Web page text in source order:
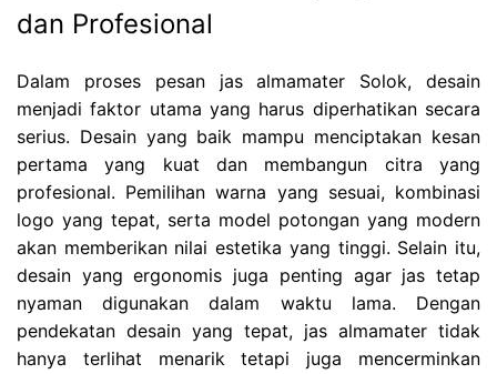
dan Profesional
Dalam proses pesan jas almamater Solok, desain
menjadi faktor utama yang harus diperhatikan secara
serius. Desain yang baik mampu menciptakan kesan
pertama yang kuat dan membangun citra yang
profesional. Pemilihan warna yang sesuai, kombinasi
logo yang tepat, serta model potongan yang modern
akan memberikan nilai estetika yang tinggi. Selain itu,
desain yang ergonomis juga penting agar jas tetap
nyaman digunakan dalam waktu lama. Dengan
pendekatan desain yang tepat, jas almamater tidak
hanya terlihat menarik tetapi juga mencerminkan